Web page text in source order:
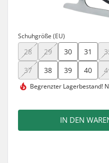
Schuhgröße (EU)
28 29 30 31
37
38 39 40
Begrenzter Lagerbestand!
IN DEN